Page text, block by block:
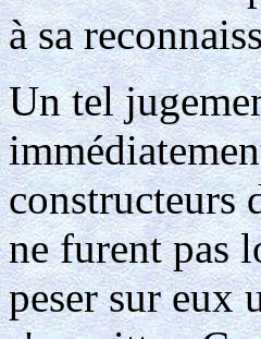
à sa
Un tel
constructeurs
ne furent pas
peser sur eux